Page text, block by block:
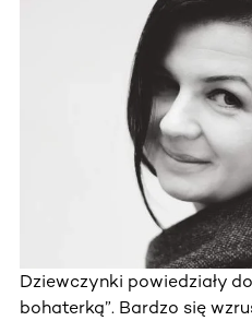
Dziewczynki powiedziały
bohaterką”. Bardzo się